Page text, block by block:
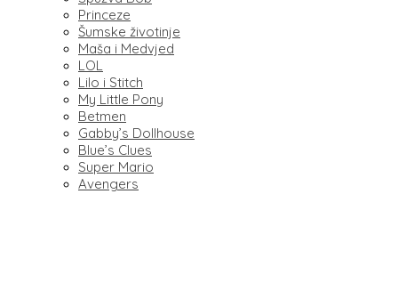
Princeze
Šumske životinje
Maša i Medvjed
LOL
Lilo i Stitch
My Little Pony
Betmen
Gabby’s Dollhouse
Blue’s Clues
Super Mario
Avengers